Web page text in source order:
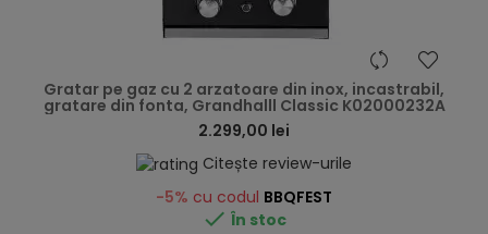
Gratar pe gaz cu 2 arzatoare din inox, incastrabil,
gratare din fonta, Grandhalll Classic K02000232A
2.299,00 lei
Citește review-urile
-5% cu codul BBQFEST
 În stoc